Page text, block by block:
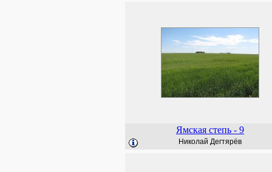
Ямская степь - 9
Николай Дегтярёв